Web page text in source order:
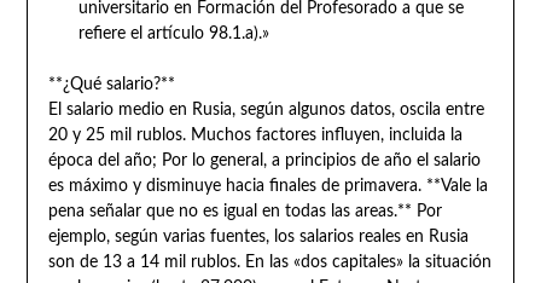
universitario en Formación del Profesorado a que se
refiere el artículo 98.1.a).»
**¿Qué salario?**
El salario medio en Rusia, según algunos datos, oscila entre
20 y 25 mil rublos. Muchos factores influyen, incluida la
época del año; Por lo general, a principios de año el salario
es máximo y disminuye hacia finales de primavera. **Vale la
pena señalar que no es igual en todas las areas.** Por
ejemplo, según varias fuentes, los salarios reales en Rusia
son de 13 a 14 mil rublos. En las «dos capitales» la situación